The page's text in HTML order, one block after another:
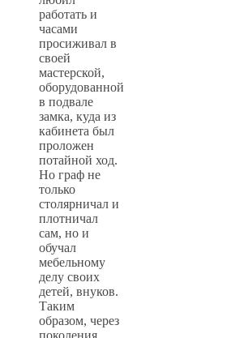
работать и
часами
просиживал в
своей
мастерской,
оборудованной
в подвале
замка, куда из
кабинета был
проложен
потайной ход.
Но граф не
только
столярничал и
плотничал
сам, но и
обучал
мебельному
делу своих
детей, внуков.
Таким
образом, через